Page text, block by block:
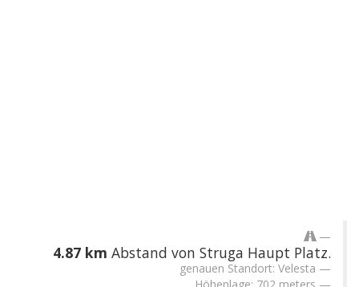
4.87 km Abstand von Struga Haupt Platz.
genauen Standort: Velesta